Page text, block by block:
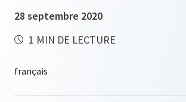
28 septembre 2020
1 MIN DE LECTURE